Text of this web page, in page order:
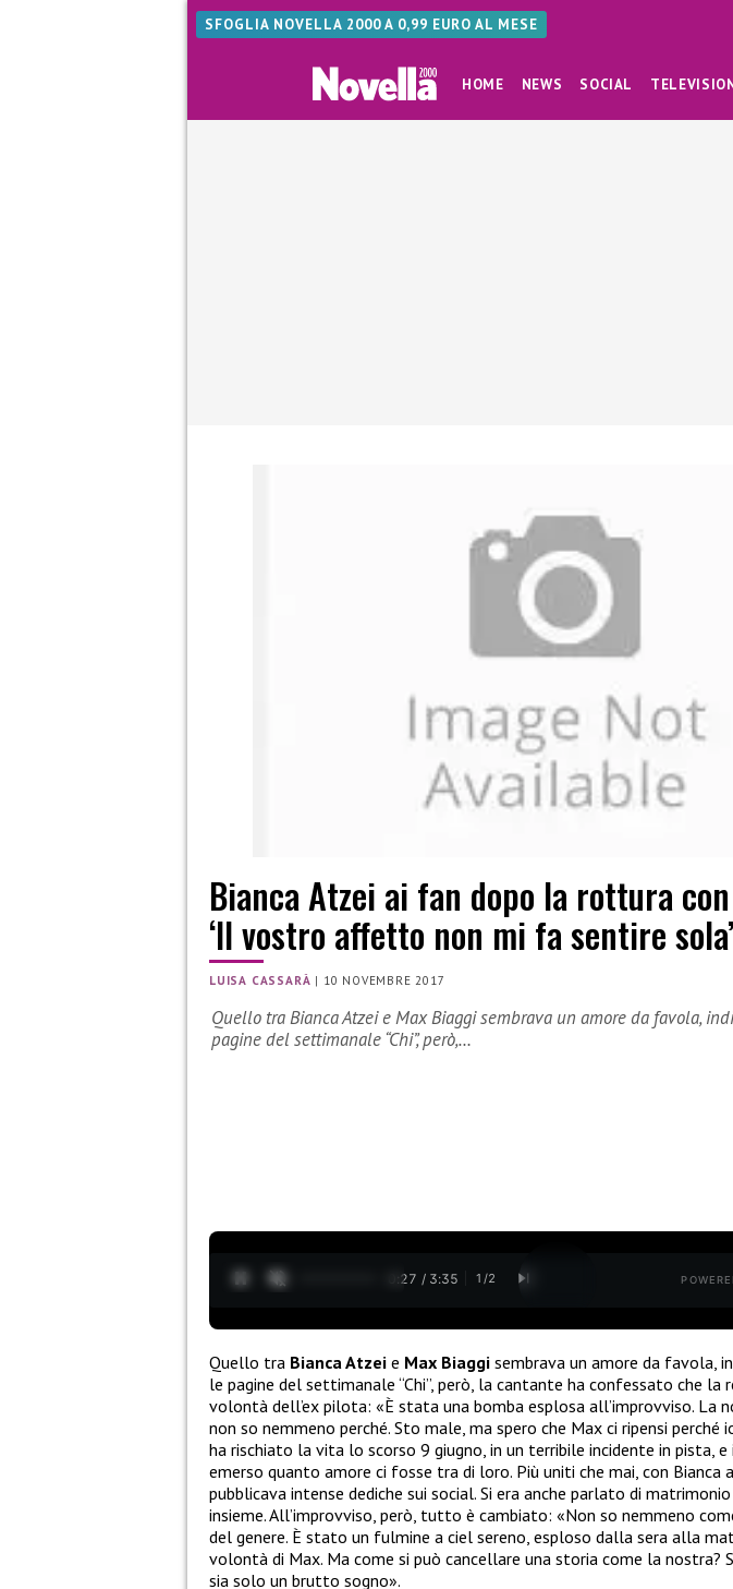
SFOGLIA NOVELLA 2000 A 0,99 EURO AL MESE
HOME NEWS SOCIAL
Bianca Atzei ai fan dopo la rottura
‘Il vostro affetto non mi fa sentire sola’
LUISA CASSARÀ | 10 NOVEMBRE 2017
Quello tra Bianca Atzei e Max Biaggi sembrava un amore da favola,
pagine del settimanale “Chi”, però,…
0:28 / 3:35 1 /2
Quello tra Bianca Atzei e Max Biaggi sembrava un amore da favola,
le pagine del settimanale “Chi”, però, la cantante ha confessato che la
volontà dell’ex pilota: «È stata una bomba esplosa all’improvviso. La
non so nemmeno perché. Sto male, ma spero che Max ci ripensi perché
ha rischiato la vita lo scorso 9 giugno, in un terribile incidente in pista, e
emerso quanto amore ci fosse tra di loro. Più uniti che mai, con Bianca
pubblicava intense dediche sui social. Si era anche parlato di
insieme. All’improvviso, però, tutto è cambiato: «Non so nemmeno
del genere. È stato un fulmine a ciel sereno, esploso dalla sera alla
volontà di Max. Ma come si può cancellare una storia come la nostra?
sia solo un brutto sogno».